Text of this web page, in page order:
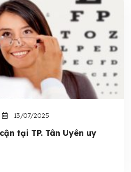
13/07/2025
tại TP. Tân Uyên uy